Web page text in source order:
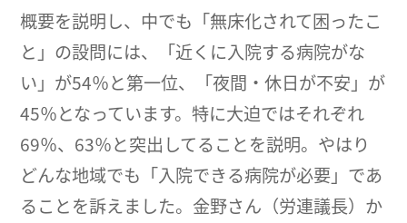
概要を説明し、中でも「無床化されて困ったこ
と」の設問には、「近くに入院する病院がな
い」が54％と第一位、「夜間・休日が不安」が
45％となっています。特に大迫ではそれぞれ
69％、63％と突出してることを説明。やはり
どんな地域でも「入院できる病院が必要」であ
ることを訴えました。金野さん（労連議長）か